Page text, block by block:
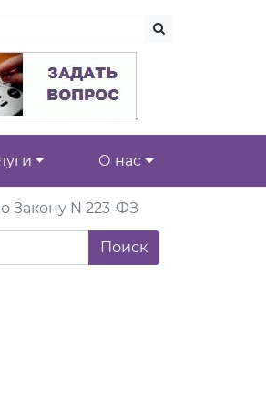
О нас
Закону N 223-ФЗ